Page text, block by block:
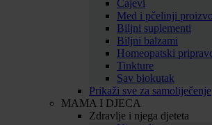
Čajevi
Med i pčelinji
Biljni suplementi
Biljni balzami
Homeopatski
Tinkture
Sav biokutak
Prikaži sve za samoliječenje
MAMA I DJECA
Zdravlje i njega djeteta